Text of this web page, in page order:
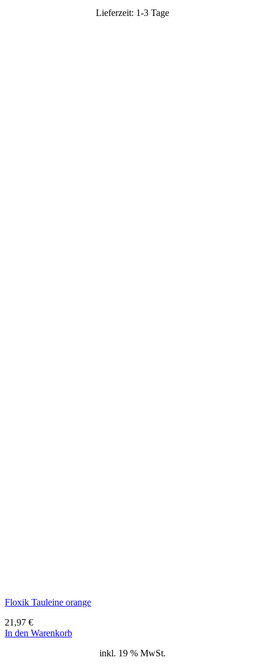
Lieferzeit: 1-3 Tage
Floxik Tauleine orange
21,97 €
In den Warenkorb
inkl. 19 % MwSt.